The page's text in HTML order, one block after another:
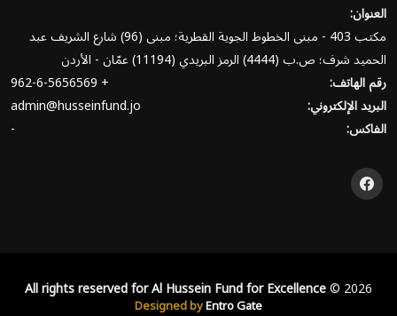
العنوان:
مكتب 403 - مبنى الخطوط الجوية القطرية؛ مبنى (96) شارع الشريف عبد
الحميد شرف؛ ص.ب (4444) الرمز البريدي (11194) عمّان - الأردن
رقم الهاتف:
+ 962-6-5656569
البريد الإلكتروني:
admin@husseinfund.jo
الفاكس:
-
All rights reserved for Al Hussein Fund for Excellence© 2026
Designed byEntro Gate